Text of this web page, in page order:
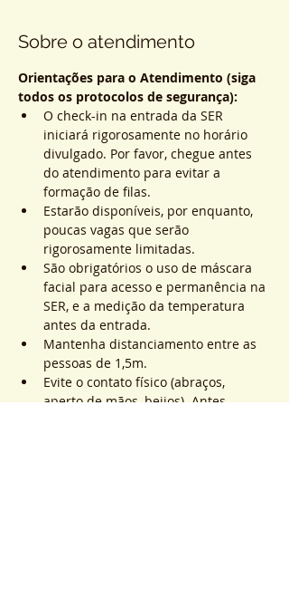
Sobre o atendimento
Orientações para o Atendimento (siga
todos os protocolos de segurança):
O check-in na entrada da SER
iniciará rigorosamente no horário
divulgado. Por favor, chegue antes
do atendimento para evitar a
formação de filas.
Estarão disponíveis, por enquanto,
poucas vagas que serão
rigorosamente limitadas.
São obrigatórios o uso de máscara
facial para acesso e permanência na
SER, e a medição da temperatura
antes da entrada.
Mantenha distanciamento entre as
pessoas de 1,5m.
Evite o contato físico (abraços,
aperto de mãos, beijos). Antes,